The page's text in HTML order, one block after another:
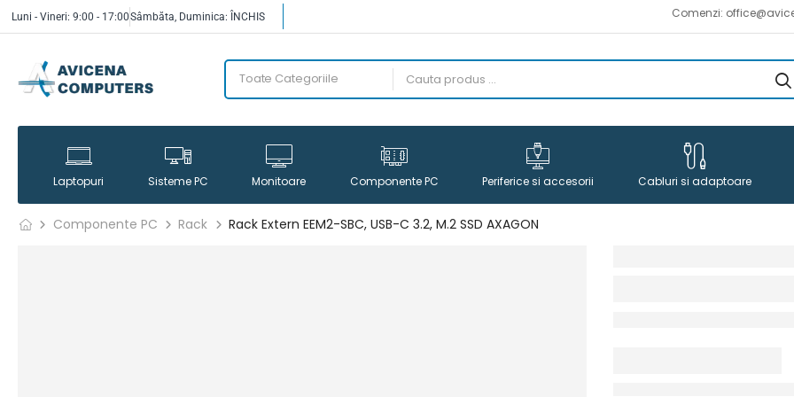
Luni - Vineri: 9:00 - 17:00Sâmbăta, Duminica: ÎNCHIS Comenzi: office@avicena.ro
Laptopuri Sisteme PC Monitoare Componente PC Periferice si accesorii Cabluri si adaptoare
Componente PC Rack Rack Extern EEM2-SBC, USB-C 3.2, M.2 SSD AXAGON